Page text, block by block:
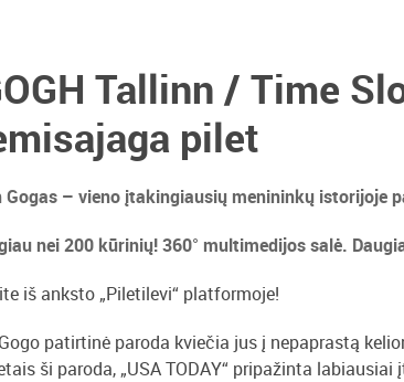
Tallinn / Time
pilet
Gogas – vieno įtakingiausių menininkų istorijoje
nei 200 kūrinių! 360° multimedijos salė.
iš anksto „Piletilevi“ platformoje!
patirtinė paroda kviečia jus į nepaprastą
ši paroda, „USA TODAY“ pripažinta